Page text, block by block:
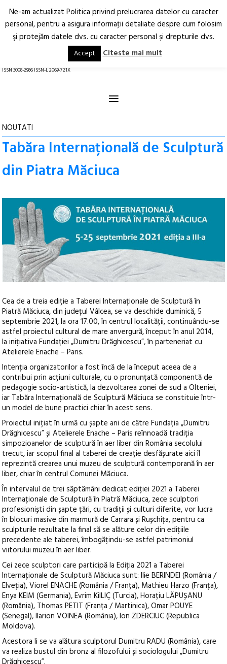
Arhitectură.
Oraș.
RO EN
ISSN 3008-2986 ISSN-L 2069-721X
≡
NOUTATI
Tabăra Internațională de Sculptură
din Piatra Măciuca
Cea de a treia ediție a Taberei Internaționale de Sculptură în
Piatră Măciuca, din județul Vâlcea, se va deschide duminică, 5
septembrie 2021, la ora 17.00, în centrul localității, continuându-se
astfel proiectul cultural de mare anvergură, început în anul 2014,
la inițiativa Fundației „Dumitru Drăghicescu”, în parteneriat cu
Atelierele Enache – Paris.
Intenția organizatorilor a fost încă de la început aceea de a
contribui prin acțiuni culturale, cu o pronunțată componentă de
pedagogie socio-artistică, la dezvoltarea zonei de sud a Olteniei,
iar Tabăra Internațională de Sculptură Măciuca se constituie într-
un model de bune practici chiar în acest sens.
Proiectul inițiat în urmă cu șapte ani de către Fundația „Dumitru
Drăghicescu” și Atelierele Enache – Paris reînnoadă tradiția
simpozioanelor de sculptură în aer liber din România secolului
trecut, iar scopul final al taberei de creație desfășurate aici îl
reprezintă crearea unui muzeu de sculptură contemporană în aer
liber, chiar în centrul Comunei Măciuca.
În intervalul de trei săptămâni dedicat ediției 2021 a Taberei
Internaționale de Sculptură în Piatră Măciuca, zece sculptori
profesioniști din șapte țări, cu tradiții și culturi diferite, vor lucra
în blocuri masive din marmură de Carrara și Rușchița, pentru ca
sculpturile rezultate la final să se alăture celor din edițiile
precedente ale taberei, îmbogățindu-se astfel patrimoniul
viitorului muzeu în aer liber.
Cei zece sculptori care participă la Ediția 2021 a Taberei
Internaționale de Sculptură Măciuca sunt: Ilie BERINDEI (România /
Elveția), Viorel ENACHE (România / Franța), Mathieu Harzo (Franța),
Enya KEIM (Germania), Evrim KiILIÇ (Turcia), Horațiu LĂPUȘANU
(România), Thomas PETIT (Franța / Martinica), Omar POUYE
(Senegal), Ilarion VOINEA (România), Ion ZDERCIUC (Republica
Moldova).
Acestora li se va alătura sculptorul Dumitru RADU (România), care
va realiza bustul din bronz al filozofului și sociologului „Dumitru
Ne-am actualizat Politica privind prelucrarea datelor cu caracter
personal, pentru a asigura informaţii detaliate despre cum folosim
şi protejăm datele dvs. cu caracter personal şi drepturile dvs.
Accept Citeste mai mult